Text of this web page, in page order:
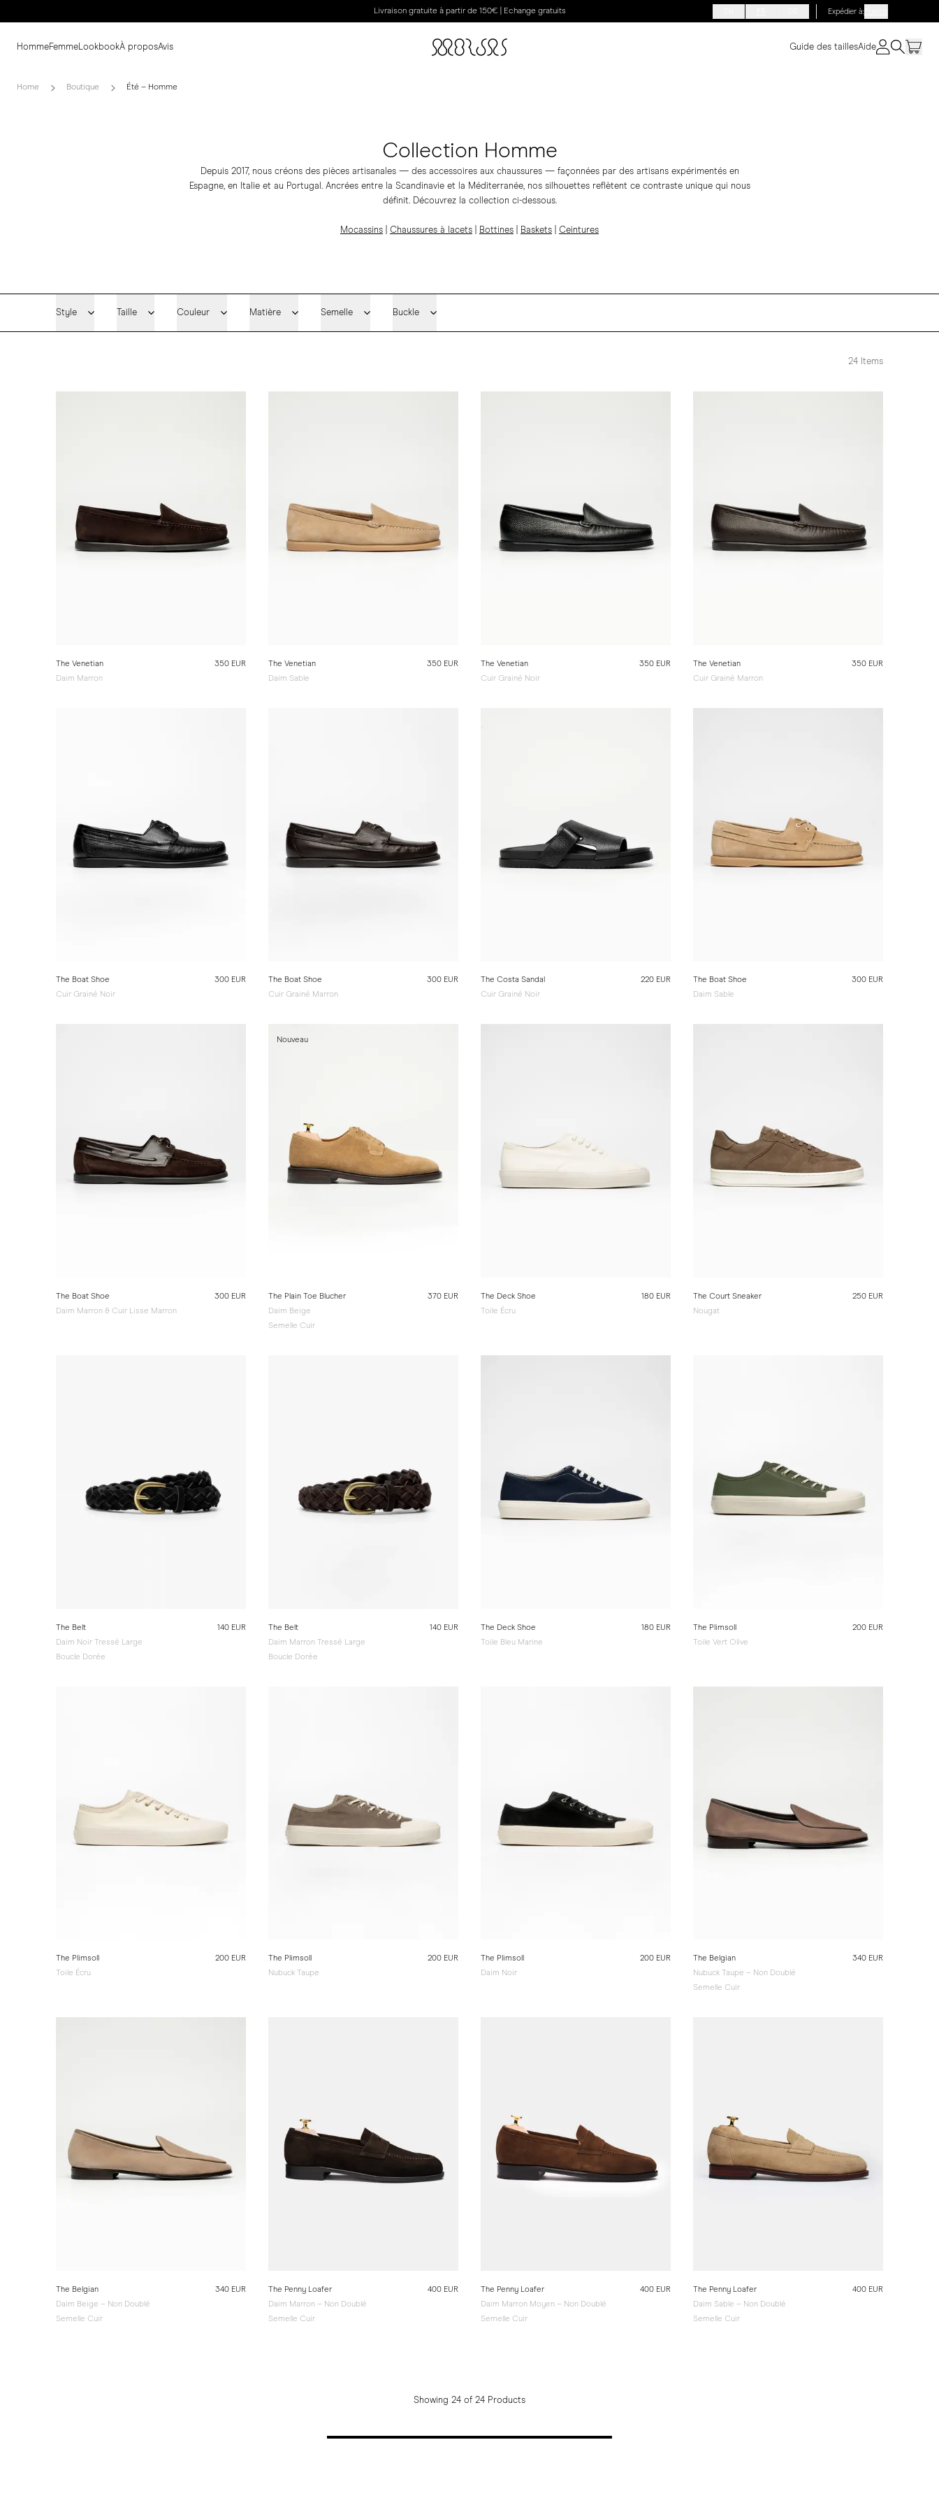
Livraison gratuite à partir de 150€ | Echange gratuits Expédier à:France
HommeFemme LookbookÀ proposAvis Guide des taillesAide
Home Boutique Été – Homme
Collection Homme
Depuis 2017, nous créons des pièces artisanales — des accessoires aux chaussures — façonnées par des artisans expérimentés en
Espagne, en Italie et au Portugal. Ancrées entre la Scandinavie et la Méditerranée, nos silhouettes reflètent ce contraste unique qui nous
définit. Découvrez la collection ci-dessous.
Mocassins Chaussures à lacets Bottines Baskets Ceintures
Style Taille Couleur Matière Semelle Buckle
24 Items
The Venetian
Daim Marron
350 EUR
The Venetian
Daim Sable
350 EUR
The Venetian
Cuir Grainé Noir
350 EUR
The Venetian
Cuir Grainé Marron
350 EUR
The Boat Shoe
Cuir Grainé Noir
300 EUR
The Boat Shoe
Cuir Grainé Marron
300 EUR
The Costa Sandal
Cuir Grainé Noir
220 EUR
The Boat Shoe
Daim Sable
300 EUR
The Boat Shoe
Daim Marron & Cuir Lisse Marron
300 EUR
Nouveau
The Plain Toe Blucher
Daim Beige
Semelle Cuir
370 EUR
The Deck Shoe
Toile Écru
180 EUR
The Court Sneaker
Nougat
250 EUR
The Belt
Daim Noir Tressé Large
Boucle Dorée
140 EUR
The Belt
Daim Marron Tressé Large
Boucle Dorée
140 EUR
The Deck Shoe
Toile Bleu Marine
180 EUR
The Plimsoll
Toile Vert Olive
200 EUR
The Plimsoll
Toile Écru
200 EUR
The Plimsoll
Nubuck Taupe
200 EUR
The Plimsoll
Daim Noir
200 EUR
The Belgian
Nubuck Taupe – Non Doublé
Semelle Cuir
340 EUR
The Belgian
Daim Beige – Non Doublé
Semelle Cuir
340 EUR
The Penny Loafer
Daim Marron – Non Doublé
Semelle Cuir
400 EUR
The Penny Loafer
Daim Marron Moyen – Non Doublé
Semelle Cuir
400 EUR
The Penny Loafer
Daim Sable – Non Doublé
Semelle Cuir
400 EUR
Showing 24 of 24 Products